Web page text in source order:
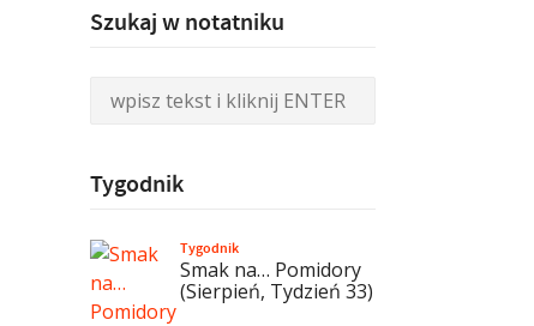
Szukaj w notatniku
Tygodnik
Tygodnik
Smak na… Pomidory
(Sierpień, Tydzień 33)